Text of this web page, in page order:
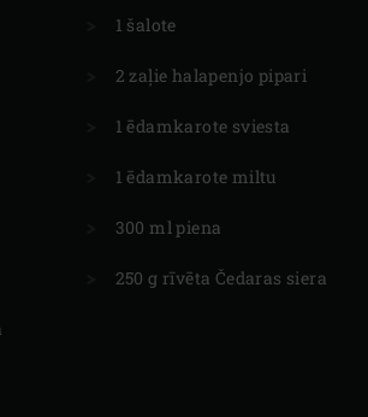
1 šalote
2 zaļie halapenjo pipari
1 ēdamkarote sviesta
1 ēdamkarote miltu
300 ml piena
250 g rīvēta Čedaras siera